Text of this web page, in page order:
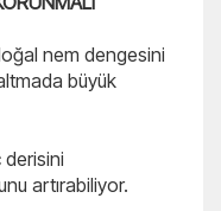
nem dengesini
büyük
derisini
artırabiliyor.